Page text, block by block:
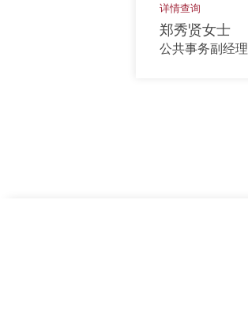
详情查询
郑秀贤女士
公共事务副经理